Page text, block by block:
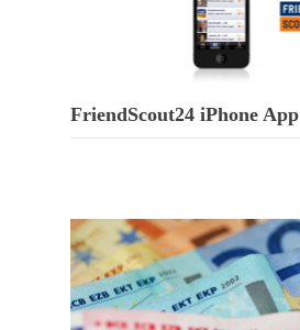
FriendScout24 iPhone App